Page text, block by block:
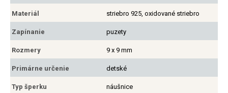
Materiál striebro 925, oxidované striebro
Zapínanie puzety
Rozmery 9 x 9 mm
Primárne určenie detské
Typ šperku náušnice